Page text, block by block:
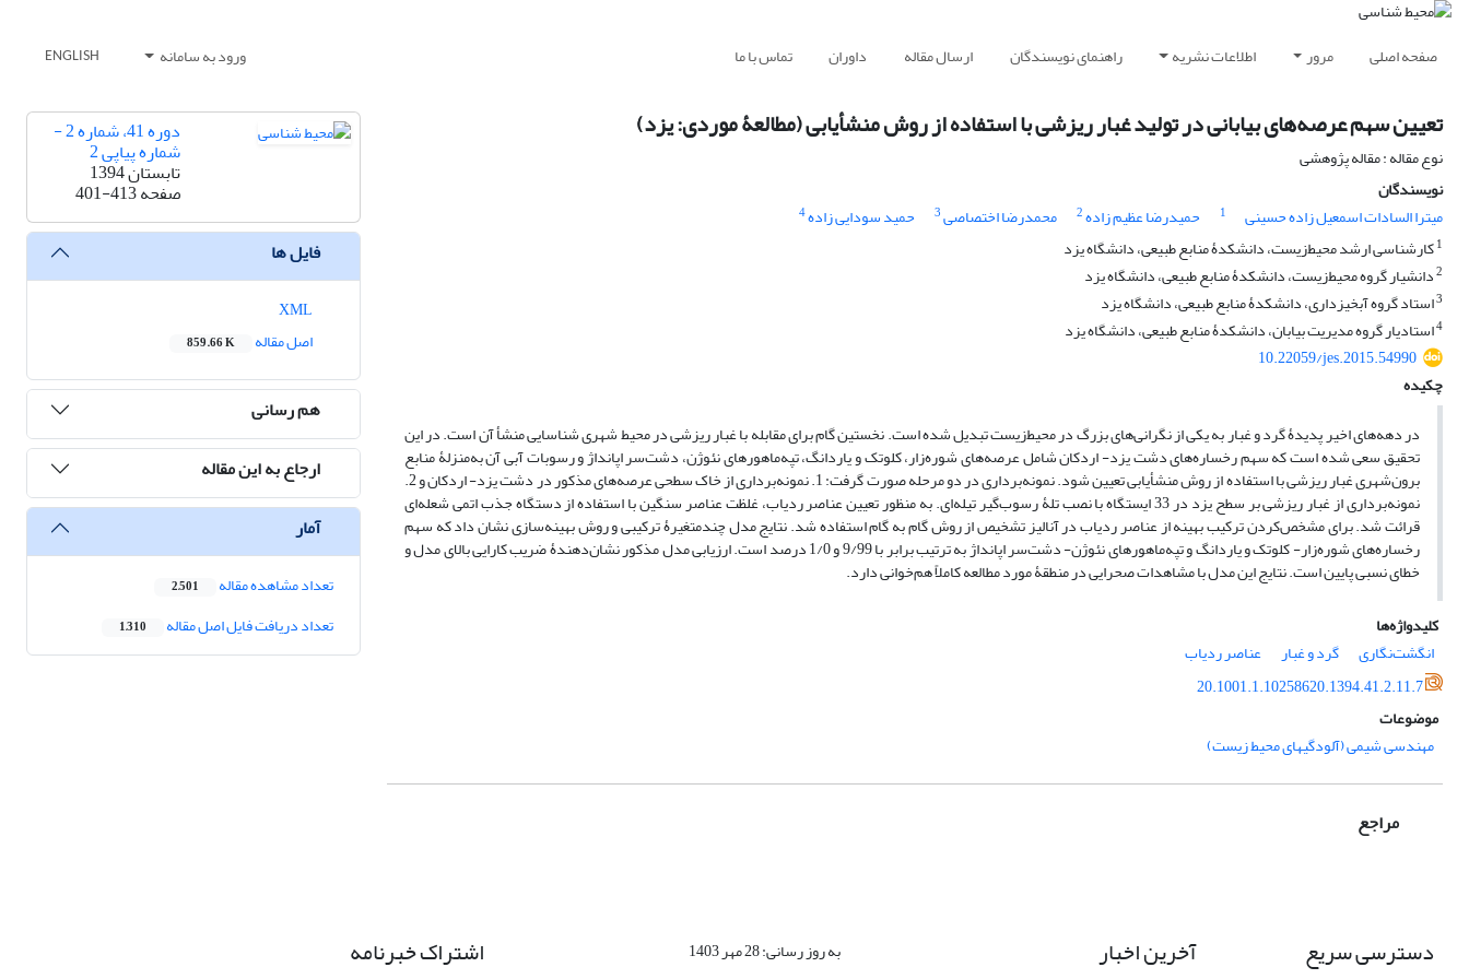
صفحه اصلی مرور اطلاعات نشریه راهنمای نویسندگان ارسال مقاله داوران تماس با ما ورود به سامانه ENGLISH
تعیین سهم عرصه‌‌های بیابانی در تولید غبار ریزشی با استفاده از روش منشأیابی (مطالعۀ موردی: یزد)
نوع مقاله : مقاله پژوهشی
نویسندگان
میترا السادات اسمعیل زاده حسینی
1 حمیدرضا عظیم زاده2 محمدرضا اختصاصی3 حمید سودایی زاده4
1کارشناسی ارشد محیط‌زیست، دانشکدۀ منابع طبیعی، دانشگاه یزد
2دانشیار گروه محیط‌زیست، دانشکدۀ منابع طبیعی، دانشگاه یزد
3استاد گروه آبخیزداری، دانشکدۀ منابع طبیعی، دانشگاه یزد
4استادیار گروه مدیریت بیابان، دانشکدۀ منابع طبیعی، دانشگاه یزد
10.22059/jes.2015.54990
چکیده
در دهه‌های اخیر پدیدۀ گرد و غبار به یکی از نگرانی‌‌های بزرگ در محیط‌‌زیست تبدیل شده است. نخستین گام برای مقابله با غبار ریزشی در محیط شهری شناسایی منشأ آن است. در این
تحقیق سعی شده است که سهم رخساره‌‌های دشت یزد- اردکان شامل عرصه‌‌های شوره‌‌زار، کلوتک و یاردانگ، تپه‌ماهورهای نئوژن، دشت‌‌سر اپانداژ و رسوبات آبی آن به‌منزلۀ منابع
برون‌شهری غبار ریزشی با استفاده از روش منشأیابی تعیین شود. نمونه‌‌برداری در دو مرحله صورت گرفت: 1. نمونه‌‌برداری از خاک سطحی عرصه‌‌های مذکور در دشت ‌‌یزد- اردکان و 2.
نمونه‌‌برداری از غبار ریزشی بر سطح یزد در 33 ایستگاه با نصب تلۀ رسوب‌‌گیر تیله‌‌ای. به منظور تعیین عناصر ردیاب، غلظت عناصر سنگین با استفاده از دستگاه جذب اتمی شعله‌‌ای
قرائت شد. برای مشخص‌کردن ترکیب بهینه از عناصر ردیاب در آنالیز تشخیص از روش گام به گام استفاده شد. نتایج مدل چندمتغیرۀ ترکیبی و روش بهینه‌‌سازی نشان داد که سهم
رخساره‌‌‌های شوره‌‌زار- کلوتک و یاردانگ و تپه‌ماهورهای نئوژن- دشت‌‌سر اپانداژ به ترتیب برابر با 9/99 و 1/0 درصد است. ارزیابی مدل مذکور نشان‌‌دهندۀ ضریب کارایی بالای مدل و
خطای نسبی پایین است. نتایج این مدل با مشاهدات صحرایی در منطقۀ مورد مطالعه کاملاً هم‌‌خوانی دارد.
کلیدواژه‌ها
انگشت‌‌نگاری
گرد و غبار
عناصر ردیاب
20.1001.1.10258620.1394.41.2.11.7
موضوعات
مهندسی شیمی (آلودگیهای محیط زیست)
مراجع
دوره 41، شماره 2 -
شماره پیاپی 2
تابستان 1394
صفحه401-413
فایل ها
اصل مقاله
859.66 K
هم رسانی
ارجاع به این مقاله
آمار
تعداد مشاهده مقاله 2,501
تعداد دریافت فایل اصل مقاله 1,310
دسترسی سریع آخرین اخبار به روز رسانی: 28 مهر 1403 اشتراک خبرنامه